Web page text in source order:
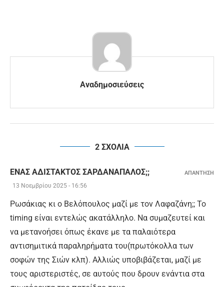
Αναδημοσιεύσεις
2 ΣΧΟΛΙΑ
ΈΝΑΣ ΑΔΊΣΤΑΚΤΟΣ ΣΑΡΔΑΝΆΠΑΛΟΣ;;
13 Νοεμβρίου 2025 - 16:56
Ρωσάκιας κι ο Βελόπουλος μαζί με τον Λαφαζάνη;; Το
timing είναι εντελώς ακατάλληλο. Να συμαζευτεί και
να μετανοήσει όπως έκανε με τα παλαιότερα
αντισημιτικά παραληρήματα του(πρωτόκολλα των
σοφών της Σιών κλπ). Αλλιώς υποβιβάζεται, μαζί με
τους αριστεριστές, σε αυτούς που δρουν ενάντια στα
ΑΠΑΝΤΗΣΗ